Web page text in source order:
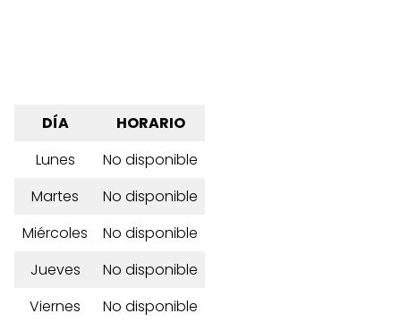
DÍA
HORARIO
Lunes
No disponible
Martes
No disponible
Miércoles
No disponible
Jueves
No disponible
Viernes
No disponible